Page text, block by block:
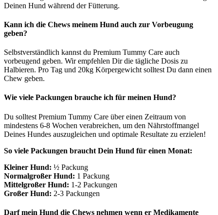
Deinen Hund während der Fütterung.
Kann ich die Chews meinem Hund auch zur Vorbeugung
geben?
Selbstverständlich kannst du Premium Tummy Care auch
vorbeugend geben. Wir empfehlen Dir die tägliche Dosis zu
Halbieren. Pro Tag und 20kg Körpergewicht solltest Du dann einen
Chew geben.
Wie viele Packungen brauche ich für meinen Hund?
Du solltest Premium Tummy Care über einen Zeitraum von
mindestens 6-8 Wochen verabreichen, um den Nährstoffmangel
Deines Hundes auszugleichen und optimale Resultate zu erzielen!
So viele Packungen braucht Dein Hund für einen Monat:
Kleiner Hund: ½ Packung
Normalgroßer Hund: 1 Packung
Mittelgroßer Hund: 1-2 Packungen
Großer Hund: 2-3 Packungen
Darf mein Hund die Chews nehmen wenn er Medikamente